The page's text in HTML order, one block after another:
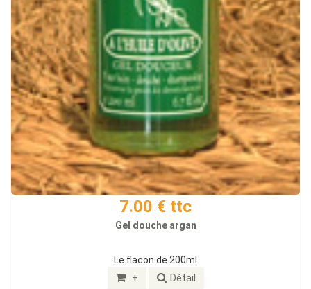
7.00 € ttc
Gel douche argan
Le flacon de 200ml
+ Détail